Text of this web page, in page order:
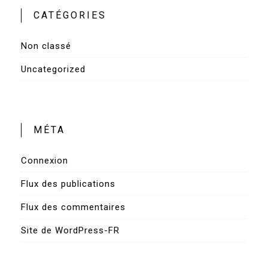
CATÉGORIES
Non classé
Uncategorized
MÉTA
Connexion
Flux des publications
Flux des commentaires
Site de WordPress-FR